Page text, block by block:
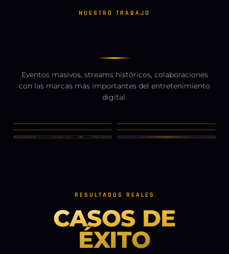
VIDEO PRÓXIMAMENTE
MÁS INFO
NUESTRO TRABAJO
Eventos masivos, streams históricos, colaboraciones
con las marcas más importantes del entretenimiento
digital.
RESULTADOS REALES
CASOS DE
ÉXITO